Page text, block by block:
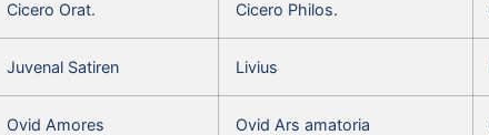
Cicero Orat. Cicero Philos.
Juvenal Satiren Livius
Ovid Amores Ovid Ars amatoria